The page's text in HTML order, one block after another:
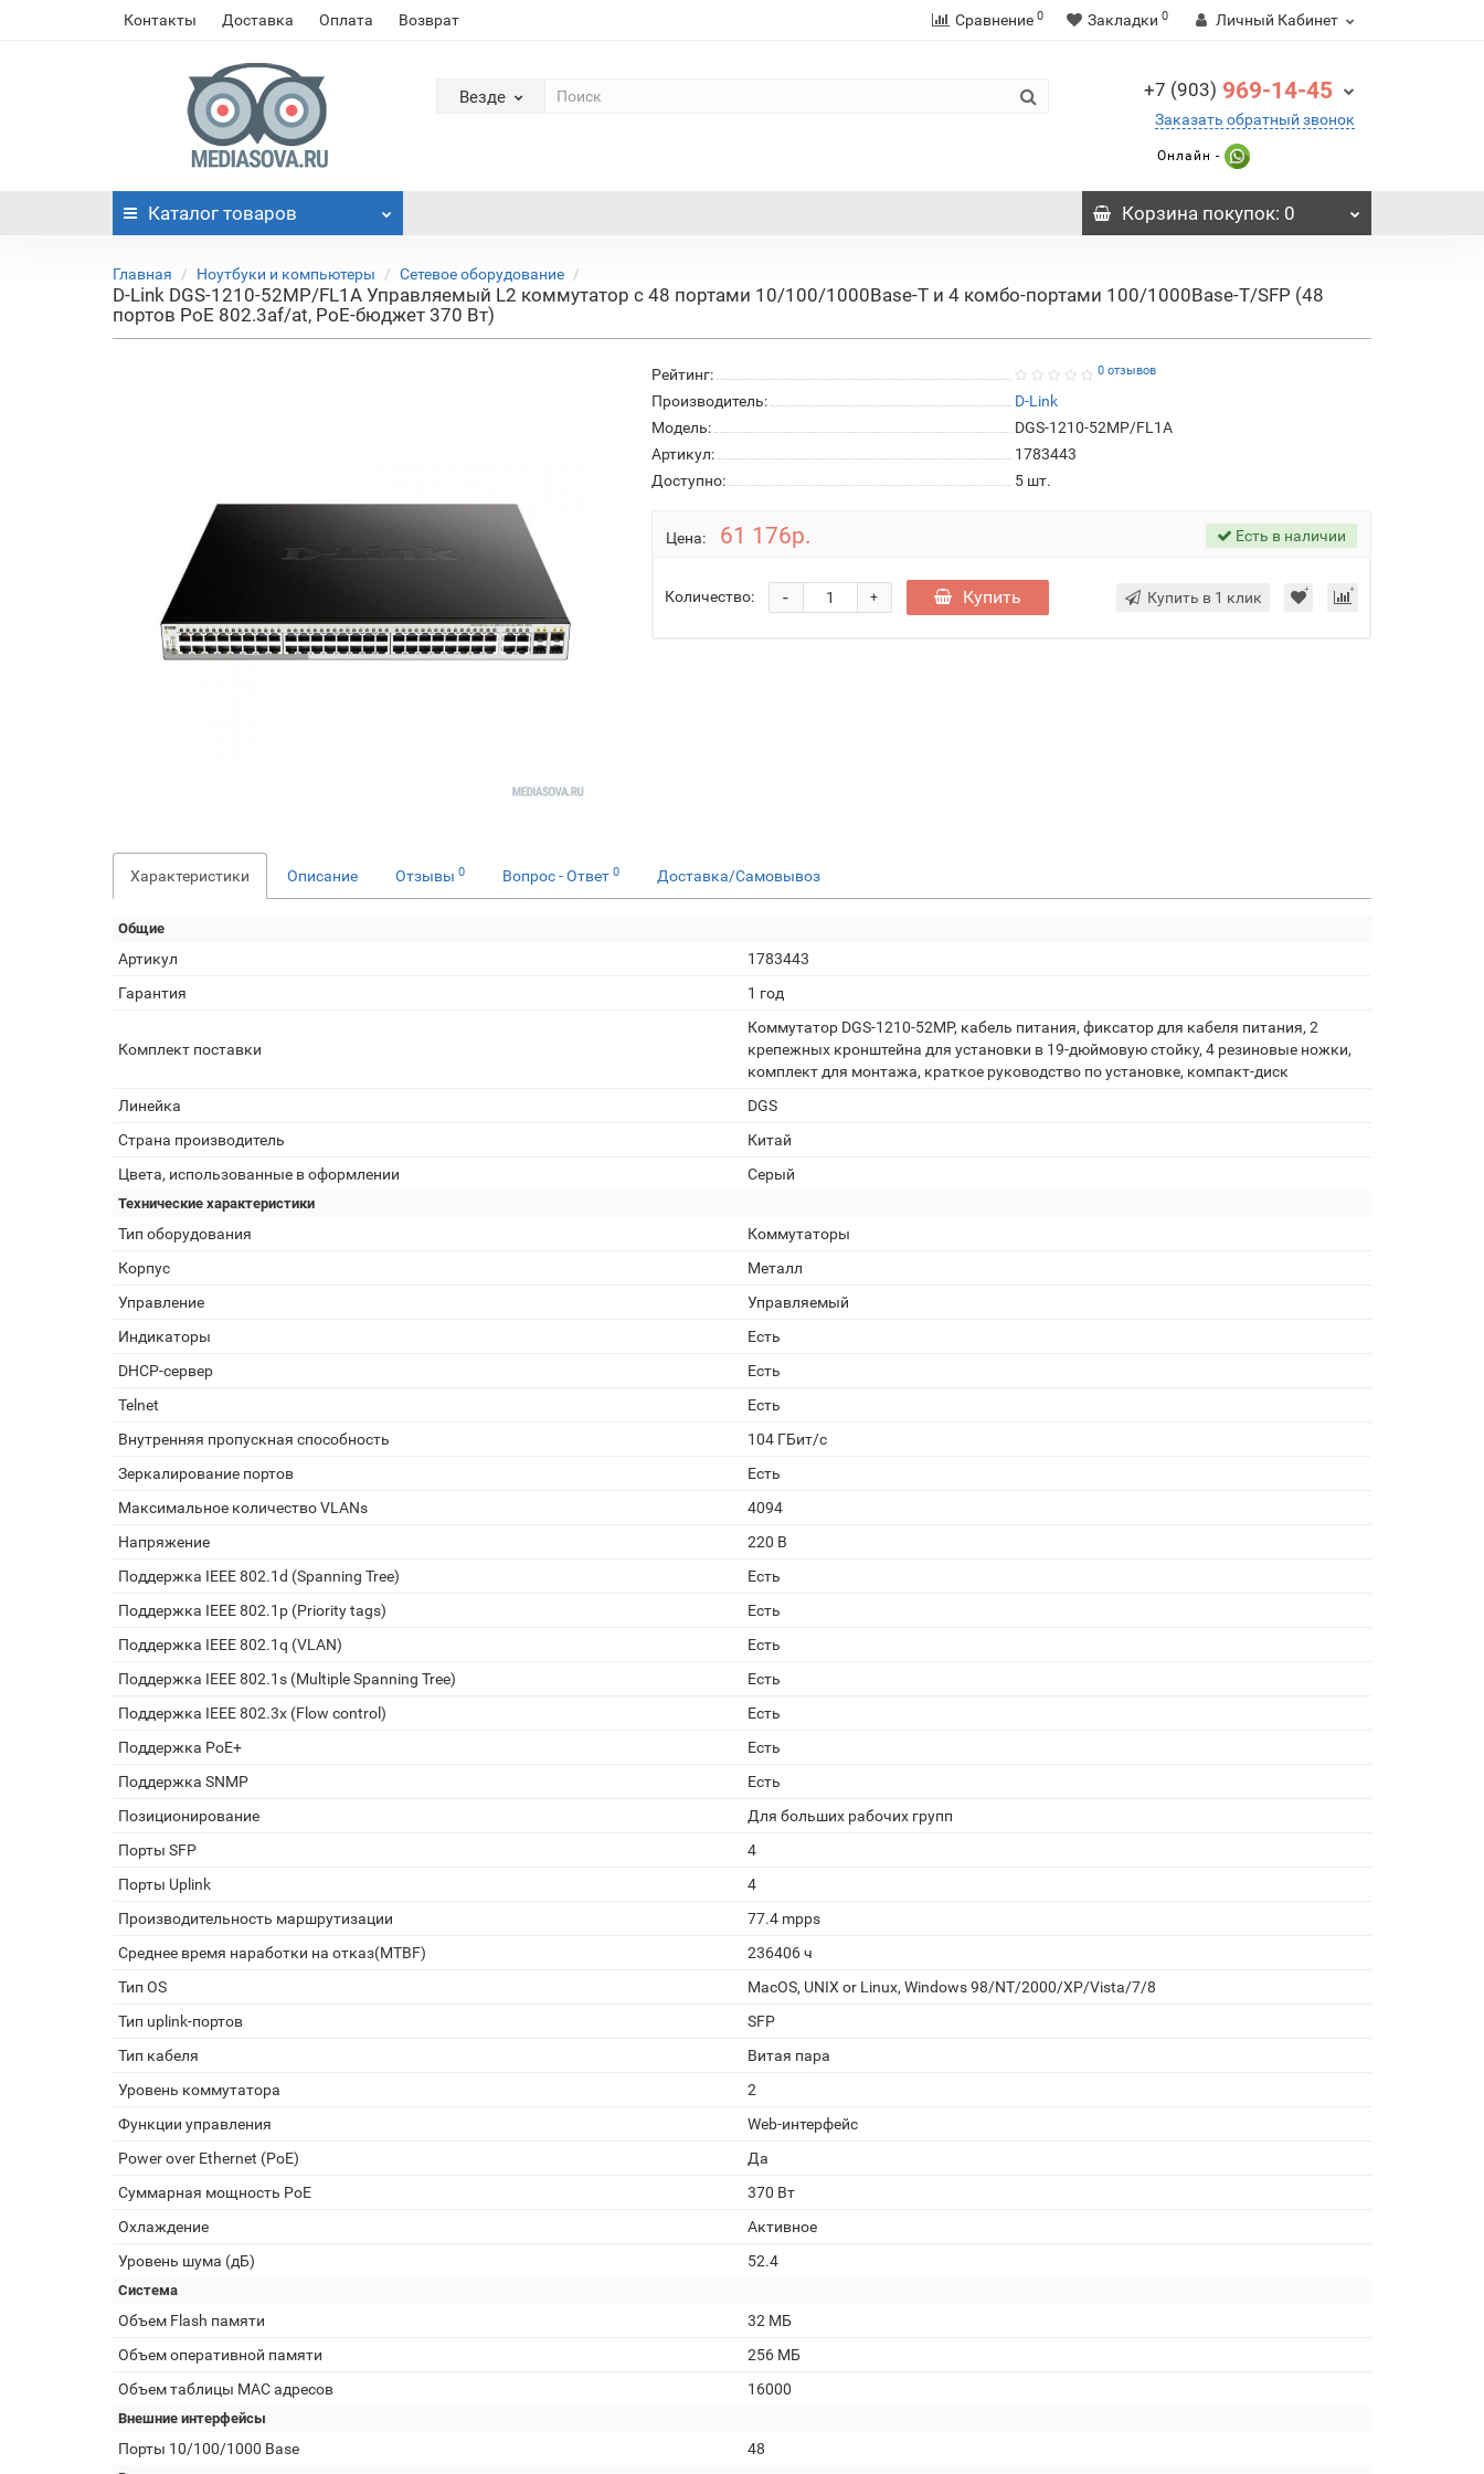
Контакты Доставка Оплата Возврат Сравнение 0 Закладки 0 Личный Кабинет
Везде +7 (903) 969-14-45
Заказать обратный звонок
Онлайн -
Каталог товаров Корзинапокупок: 0
Главная Ноутбуки и компьютеры Сетевое оборудование
D-Link DGS-1210-52MP/FL1A Управляемый L2 коммутатор с 48 портами 10/100/1000Base-T и 4 комбо-портами 100/1000Base-T/SFP (48
портов PoE 802.3af/at, PoE-бюджет 370 Вт)
Рейтинг: 0 отзывов
Производитель:
D-Link
Модель:
DGS-1210-52MP/FL1A
Артикул:
1783443
Доступно:
5шт.
Цена: 61 176р. Есть в наличии
Количество: +
- Купить Купить в 1 клик
Характеристики Описание Отзывы 0 Вопрос - Ответ 0 Доставка/Самовывоз
Общие
Артикул
1783443
Гарантия
1 год
Комплект поставки
Коммутатор DGS-1210-52MP, кабель питания, фиксатор для кабеля питания, 2
крепежных кронштейна для установки в 19-дюймовую стойку, 4 резиновые ножки,
комплект для монтажа, краткое руководство по установке, компакт-диск
Линейка
DGS
Страна производитель
Китай
Цвета, использованные в оформлении
Серый
Технические характеристики
Тип оборудования
Коммутаторы
Корпус
Металл
Управление
Управляемый
Индикаторы
Есть
DHCP-сервер
Есть
Telnet
Есть
Внутренняя пропускная способность
104 ГБит/с
Зеркалирование портов
Есть
Максимальное количество VLANs
4094
Напряжение
220 В
Поддержка IEEE 802.1d (Spanning Tree)
Есть
Поддержка IEEE 802.1p (Priority tags)
Есть
Поддержка IEEE 802.1q (VLAN)
Есть
Поддержка IEEE 802.1s (Multiple Spanning Tree)
Есть
Поддержка IEEE 802.3x (Flow control)
Есть
Поддержка PoE+
Есть
Поддержка SNMP
Есть
Позиционирование
Для больших рабочих групп
Порты SFP
4
Порты Uplink
4
Производительность маршрутизации
77.4 mpps
Среднее время наработки на отказ(MTBF)
236406 ч
Тип OS
MacOS, UNIX or Linux, Windows 98/NT/2000/XP/Vista/7/8
Тип uplink-портов
SFP
Тип кабеля
Витая пара
Уровень коммутатора
2
Функции управления
Web-интерфейс
Power over Ethernet (PoE)
Да
Суммарная мощность PoE
370 Вт
Охлаждение
Активное
Уровень шума (дБ)
52.4
Система
Объем Flash памяти
32 МБ
Объем оперативной памяти
256 МБ
Объем таблицы MAC адресов
16000
Внешние интерфейсы
Порты 10/100/1000 Base 48